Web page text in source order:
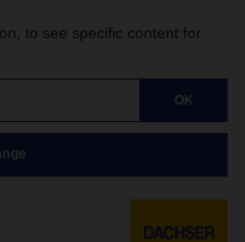
to see specific content for
OK